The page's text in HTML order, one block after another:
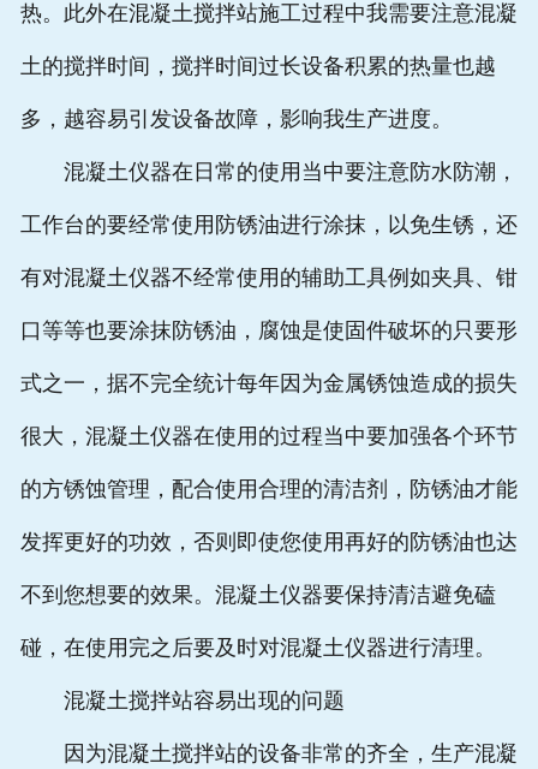
热。此外在混凝土搅拌站施工过程中我需要注意混凝
土的搅拌时间，搅拌时间过长设备积累的热量也越
多，越容易引发设备故障，影响我生产进度。
混凝土仪器在日常的使用当中要注意防水防潮，
工作台的要经常使用防锈油进行涂抹，以免生锈，还
有对混凝土仪器不经常使用的辅助工具例如夹具、钳
口等等也要涂抹防锈油，腐蚀是使固件破坏的只要形
式之一，据不完全统计每年因为金属锈蚀造成的损失
很大，混凝土仪器在使用的过程当中要加强各个环节
的方锈蚀管理，配合使用合理的清洁剂，防锈油才能
发挥更好的功效，否则即使您使用再好的防锈油也达
不到您想要的效果。混凝土仪器要保持清洁避免磕
碰，在使用完之后要及时对混凝土仪器进行清理。
混凝土搅拌站容易出现的问题
因为混凝土搅拌站的设备非常的齐全，生产混凝